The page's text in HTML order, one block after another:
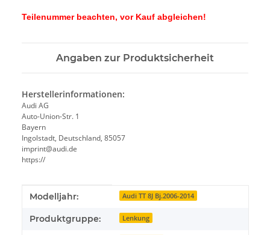
Teilenummer beachten, vor Kauf abgleichen!
Angaben zur Produktsicherheit
Herstellerinformationen:
Audi AG
Auto-Union-Str. 1
Bayern
Ingolstadt, Deutschland, 85057
imprint@audi.de
https://
Produkteigenschaft
Wert
Modelljahr: Audi TT 8J Bj.2006-2014
Produktgruppe: Lenkung